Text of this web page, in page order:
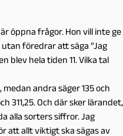
öppna frågor. Hon vill inte ge
föredrar att säga ”Jag
blev hela tiden 11. Vilka tal
medan andra säger 135 och
311,25. Och där sker lärandet,
alla sorters siffror. Jag
att allt viktigt ska sägas av